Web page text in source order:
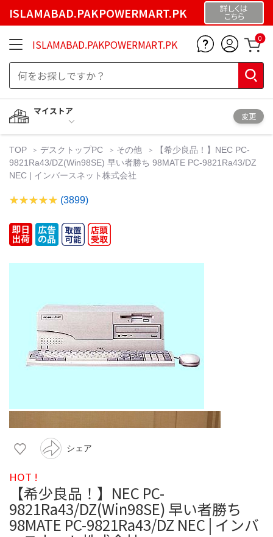
ISLAMABAD.PAKPOWERMART.PK 詳しくは
こちら
ISLAMABAD.PAKPOWERMART.PK 0
マイストア
変更
TOP デスクトップPC その他
【希少良品！】NEC PC-
9821Ra43/DZ(Win98SE) 早い者勝ち 98MATE PC-9821Ra43/DZ
NEC | インバースネット株式会社
(3899)
シェア
HOT !
【希少良品！】NEC PC-
9821Ra43/DZ(Win98SE) 早い者勝ち
98MATE PC-9821Ra43/DZ NEC | インバ